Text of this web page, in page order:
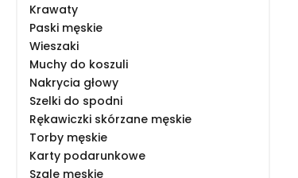
Krawaty
Paski męskie
Wieszaki
Muchy do koszuli
Nakrycia głowy
Szelki do spodni
Rękawiczki skórzane męskie
Torby męskie
Karty podarunkowe
Szale męskie